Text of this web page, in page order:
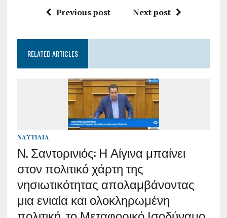
Previous post Next post
RELATED ARTICLES
ΝΑΥΤΙΛΊΑ
Ν. Σαντορινιός: Η Αίγινα μπαίνει
στον πολιτικό χάρτη της
νησιωτικότητας απολαμβάνοντας
μια ενιαία και ολοκληρωμένη